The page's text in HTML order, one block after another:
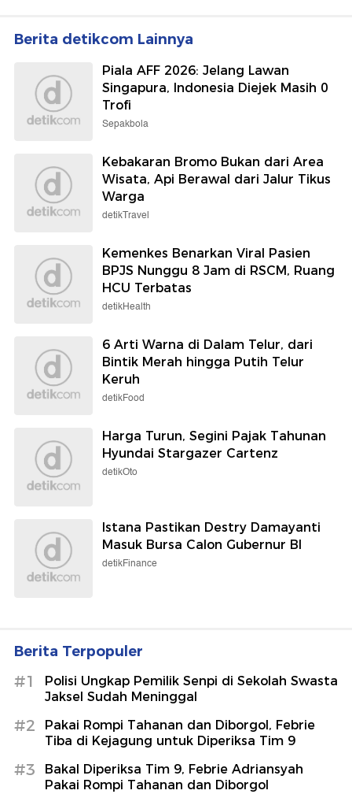
Berita detikcom Lainnya
Piala AFF 2026: Jelang Lawan
Singapura, Indonesia Diejek Masih 0
Trofi
Sepakbola
Kebakaran Bromo Bukan dari Area
Wisata, Api Berawal dari Jalur Tikus
Warga
detikTravel
Kemenkes Benarkan Viral Pasien
BPJS Nunggu 8 Jam di RSCM, Ruang
HCU Terbatas
detikHealth
6 Arti Warna di Dalam Telur, dari
Bintik Merah hingga Putih Telur
Keruh
detikFood
Harga Turun, Segini Pajak Tahunan
Hyundai Stargazer Cartenz
detikOto
Istana Pastikan Destry Damayanti
Masuk Bursa Calon Gubernur BI
detikFinance
Berita Terpopuler
#1
Polisi Ungkap Pemilik Senpi di Sekolah Swasta
Jaksel Sudah Meninggal
#2
Pakai Rompi Tahanan dan Diborgol, Febrie
Tiba di Kejagung untuk Diperiksa Tim 9
#3
Bakal Diperiksa Tim 9, Febrie Adriansyah
Pakai Rompi Tahanan dan Diborgol